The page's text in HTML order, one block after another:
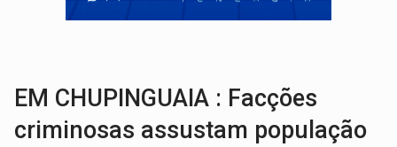
EM CHUPINGUAIA : Facções
criminosas assustam população